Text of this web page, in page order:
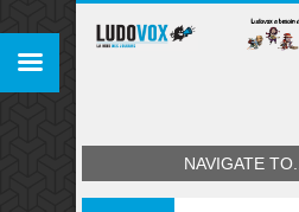
NAVIGATE TO...